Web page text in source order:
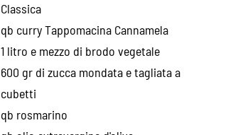
Classica
qb curry Tappomacina Cannamela
1 litro e mezzo di brodo vegetale
600 gr di zucca mondata e tagliata a
cubetti
qb rosmarino